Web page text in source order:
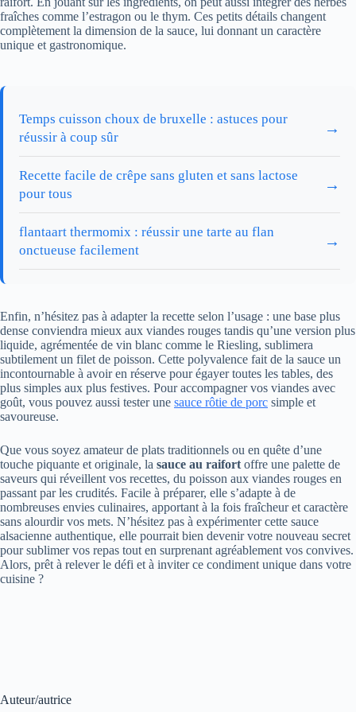
fraîches comme l’estragon ou le thym. Ces petits détails changent
complètement la dimension de la sauce, lui donnant un caractère
unique et gastronomique.
Temps cuisson choux de bruxelle : astuces pour
réussir à coup sûr
→
Recette facile de crêpe sans gluten et sans lactose
pour tous
→
flantaart thermomix : réussir une tarte au flan
onctueuse facilement
→
Enfin, n’hésitez pas à adapter la recette selon l’usage : une base plus
dense conviendra mieux aux viandes rouges tandis qu’une version plus
liquide, agrémentée de vin blanc comme le Riesling, sublimera
subtilement un filet de poisson. Cette polyvalence fait de la sauce un
incontournable à avoir en réserve pour égayer toutes les tables, des
plus simples aux plus festives. Pour accompagner vos viandes avec
goût, vous pouvez aussi tester une sauce rôtie de porc simple et
savoureuse.
Que vous soyez amateur de plats traditionnels ou en quête d’une
touche piquante et originale, la sauce au raifort offre une palette de
saveurs qui réveillent vos recettes, du poisson aux viandes rouges en
passant par les crudités. Facile à préparer, elle s’adapte à de
nombreuses envies culinaires, apportant à la fois fraîcheur et caractère
sans alourdir vos mets. N’hésitez pas à expérimenter cette sauce
alsacienne authentique, elle pourrait bien devenir votre nouveau secret
pour sublimer vos repas tout en surprenant agréablement vos convives.
Alors, prêt à relever le défi et à inviter ce condiment unique dans votre
cuisine ?
Auteur/autrice